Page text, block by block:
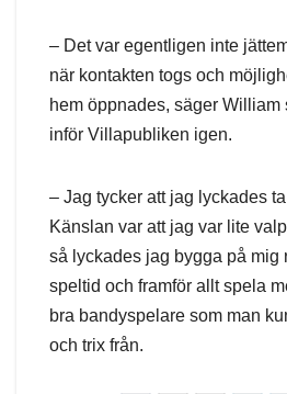
– Det var egentligen inte
när kontakten togs och
hem öppnades, säger William
inför Villapubliken igen.
– Jag tycker att jag lyckades
Känslan var att jag var lite
så lyckades jag bygga på mig
speltid och framför allt spela
bra bandyspelare som man
och trix från.